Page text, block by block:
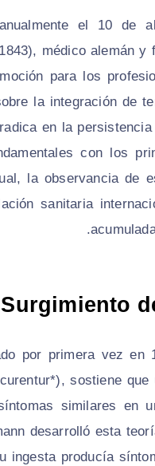
el 10 de
médico alemán y
para los
la integración de
en la
con los
la observancia de
sanitaria
por primera vez en
sostiene que
similares en
desarrolló esta
ingesta producía